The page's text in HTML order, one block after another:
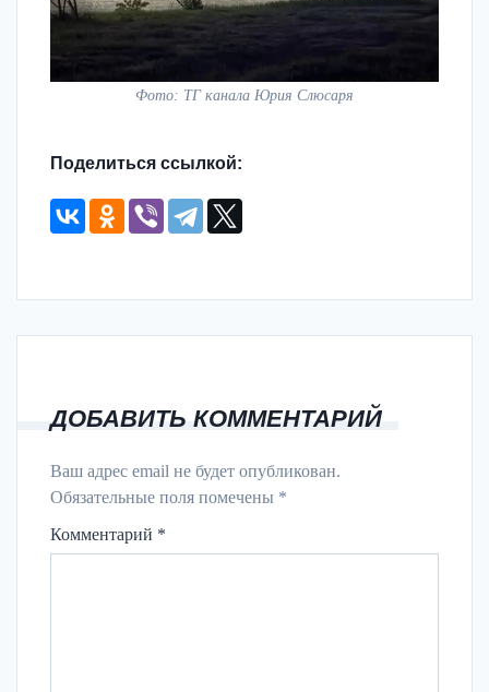
Фото: ТГ канала Юрия Слюсаря
Поделиться ссылкой:
ДОБАВИТЬ КОММЕНТАРИЙ
Ваш адрес email не будет опубликован.
Обязательные поля помечены *
Комментарий *